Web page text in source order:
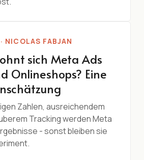
NICOLAS FABJAN
sich Meta Ads
Onlineshops? Eine
Zahlen, ausreichendem
Tracking werden Meta
- sonst bleiben sie